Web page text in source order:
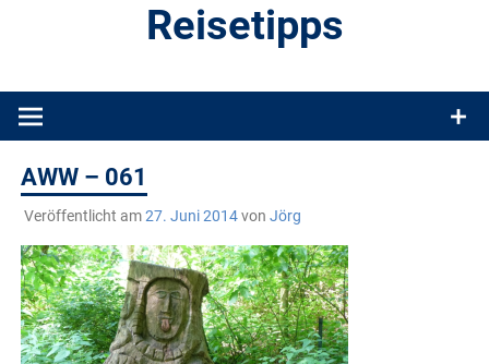
Reisetipps
Produkttests und Buchrezensionen. Ein Blog für alle, die gern
AWW – 061
Veröffentlicht am27. Juni 2014von Jörg